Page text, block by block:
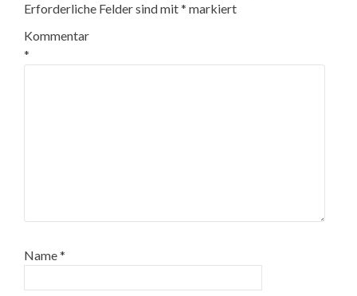
Erforderliche Felder sind mit* markiert
Kommentar
*
Name*